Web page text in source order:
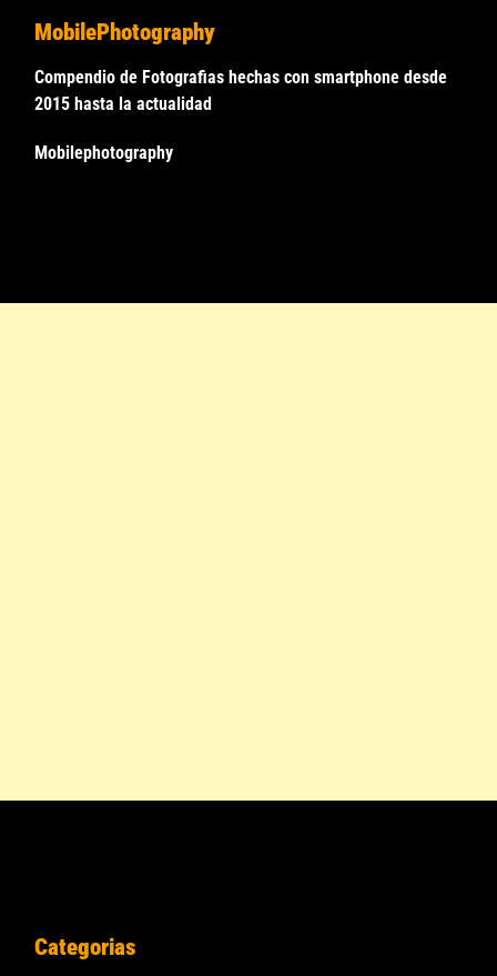
MobilePhotography
Compendio de Fotografias hechas con smartphone desde
2015 hasta la actualidad
Mobilephotography
Categorias